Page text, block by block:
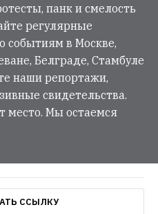
панк и смелость
регулярные
событиям в Москве,
Белграде, Стамбуле
наши репортажи,
свидетельства.
место. Мы остаемся
ССЫЛКУ